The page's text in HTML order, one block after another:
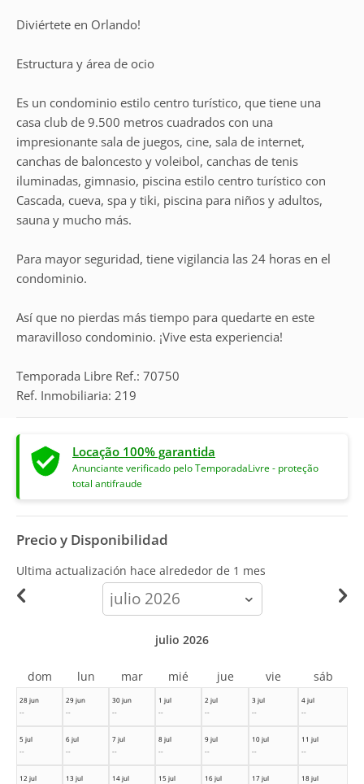
Diviértete en Orlando!
Estructura y área de ocio
Es un condominio estilo centro turístico, que tiene una
casa club de 9.500 metros cuadrados con una
impresionante sala de juegos, cine, sala de internet,
canchas de baloncesto y voleibol, canchas de tenis
iluminadas, gimnasio, piscina estilo centro turístico con
Cascada, cueva, spa y tiki, piscina para niños y adultos,
sauna y mucho más.
Para mayor seguridad, tiene vigilancia las 24 horas en el
condominio.
Así que no pierdas más tiempo para quedarte en este
maravilloso condominio. ¡Vive esta experiencia!
Temporada Libre Ref.: 70750
Ref. Inmobiliaria: 219
Locação 100% garantida
Anunciante verificado pelo TemporadaLivre - proteção
total antifraude
Precio y Disponibilidad
Ultima actualización hace alrededor de 1 mes
calendar-
month
28 jun
--
29 jun
--
30 jun
--
1 jul
--
2 jul
--
3 jul
--
4 jul
--
5 jul
--
6 jul
--
7 jul
--
8 jul
--
9 jul
--
10 jul
--
11 jul
--
12 jul
13 jul
14 jul
15 jul
16 jul
17 jul
18 jul
julio 2026
dom lun mar mié jue vie sáb